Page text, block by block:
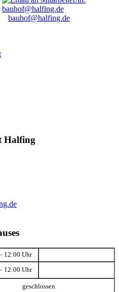
bauhof@halfing.de
Halfing
12:00 Uhr
12:00 Uhr
geschlossen